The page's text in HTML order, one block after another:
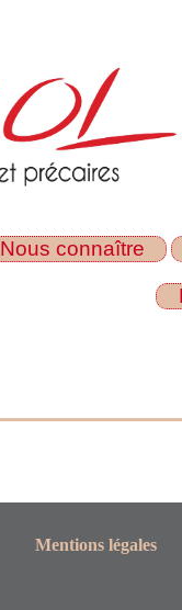
Nous connaître
Mentions légales